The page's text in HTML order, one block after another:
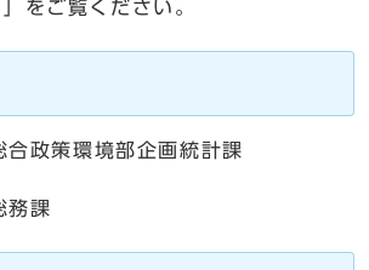
」をご覧ください。
合政策環境部企画統計課
務課